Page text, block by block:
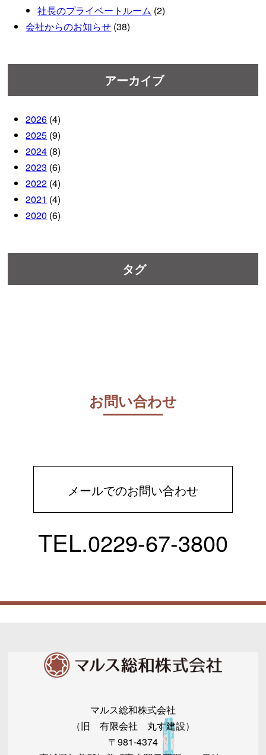
社長のプライベートルーム (2)
会社からのお知らせ (38)
アーカイブ
2026 (4)
2025 (9)
2024 (8)
2023 (6)
2022 (4)
2021 (4)
2020 (6)
タグ
お問い合わせ
メールでのお問い合わせ
TEL.0229-67-3800
マルス総和株式会社
（旧 有限会社 丸す建設）
〒981-4374